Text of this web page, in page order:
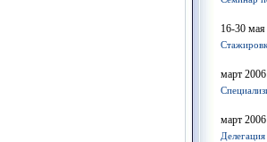
16-30
март
март